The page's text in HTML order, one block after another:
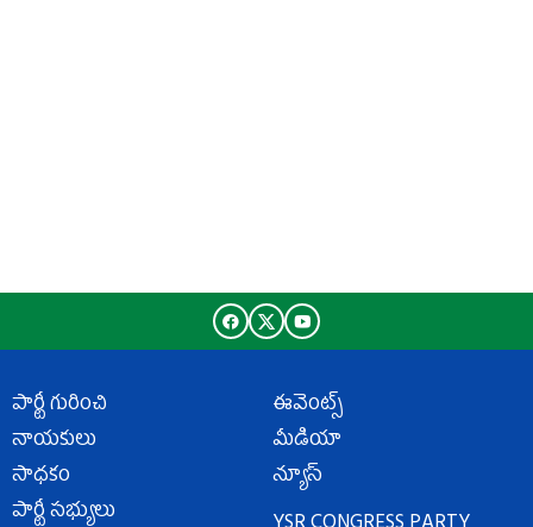
పార్టీ గురించి
నాయకులు
సాధకం
పార్టీ సభ్యులు
ఈవెంట్స్
మీడియా
న్యూస్